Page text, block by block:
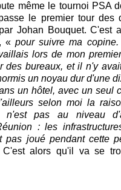
même le tournoi PSA
le premier tour des
Johan Bouquet. C'est
«pour suivre ma
lors de mon
des bureaux, et il n'y
un noyau dur d'une
un hôtel, avec un seul
selon moi la
n'est pas au niveau
: les
pas joué pendant cette
alors qu'il va se